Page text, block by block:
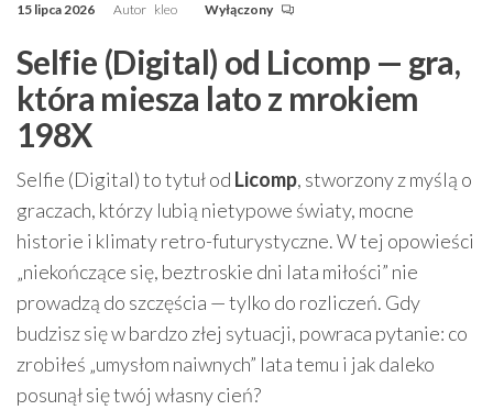
15 lipca 2026 Autor kleo Wyłączony
Selfie (Digital) od Licomp — gra,
która miesza lato z mrokiem
198X
Selfie (Digital) to tytuł od Licomp, stworzony z myślą o
graczach, którzy lubią nietypowe światy, mocne
historie i klimaty retro-futurystyczne. W tej opowieści
„niekończące się, beztroskie dni lata miłości” nie
prowadzą do szczęścia — tylko do rozliczeń. Gdy
budzisz się w bardzo złej sytuacji, powraca pytanie: co
zrobiłeś „umysłom naiwnych” lata temu i jak daleko
posunął się twój własny cień?